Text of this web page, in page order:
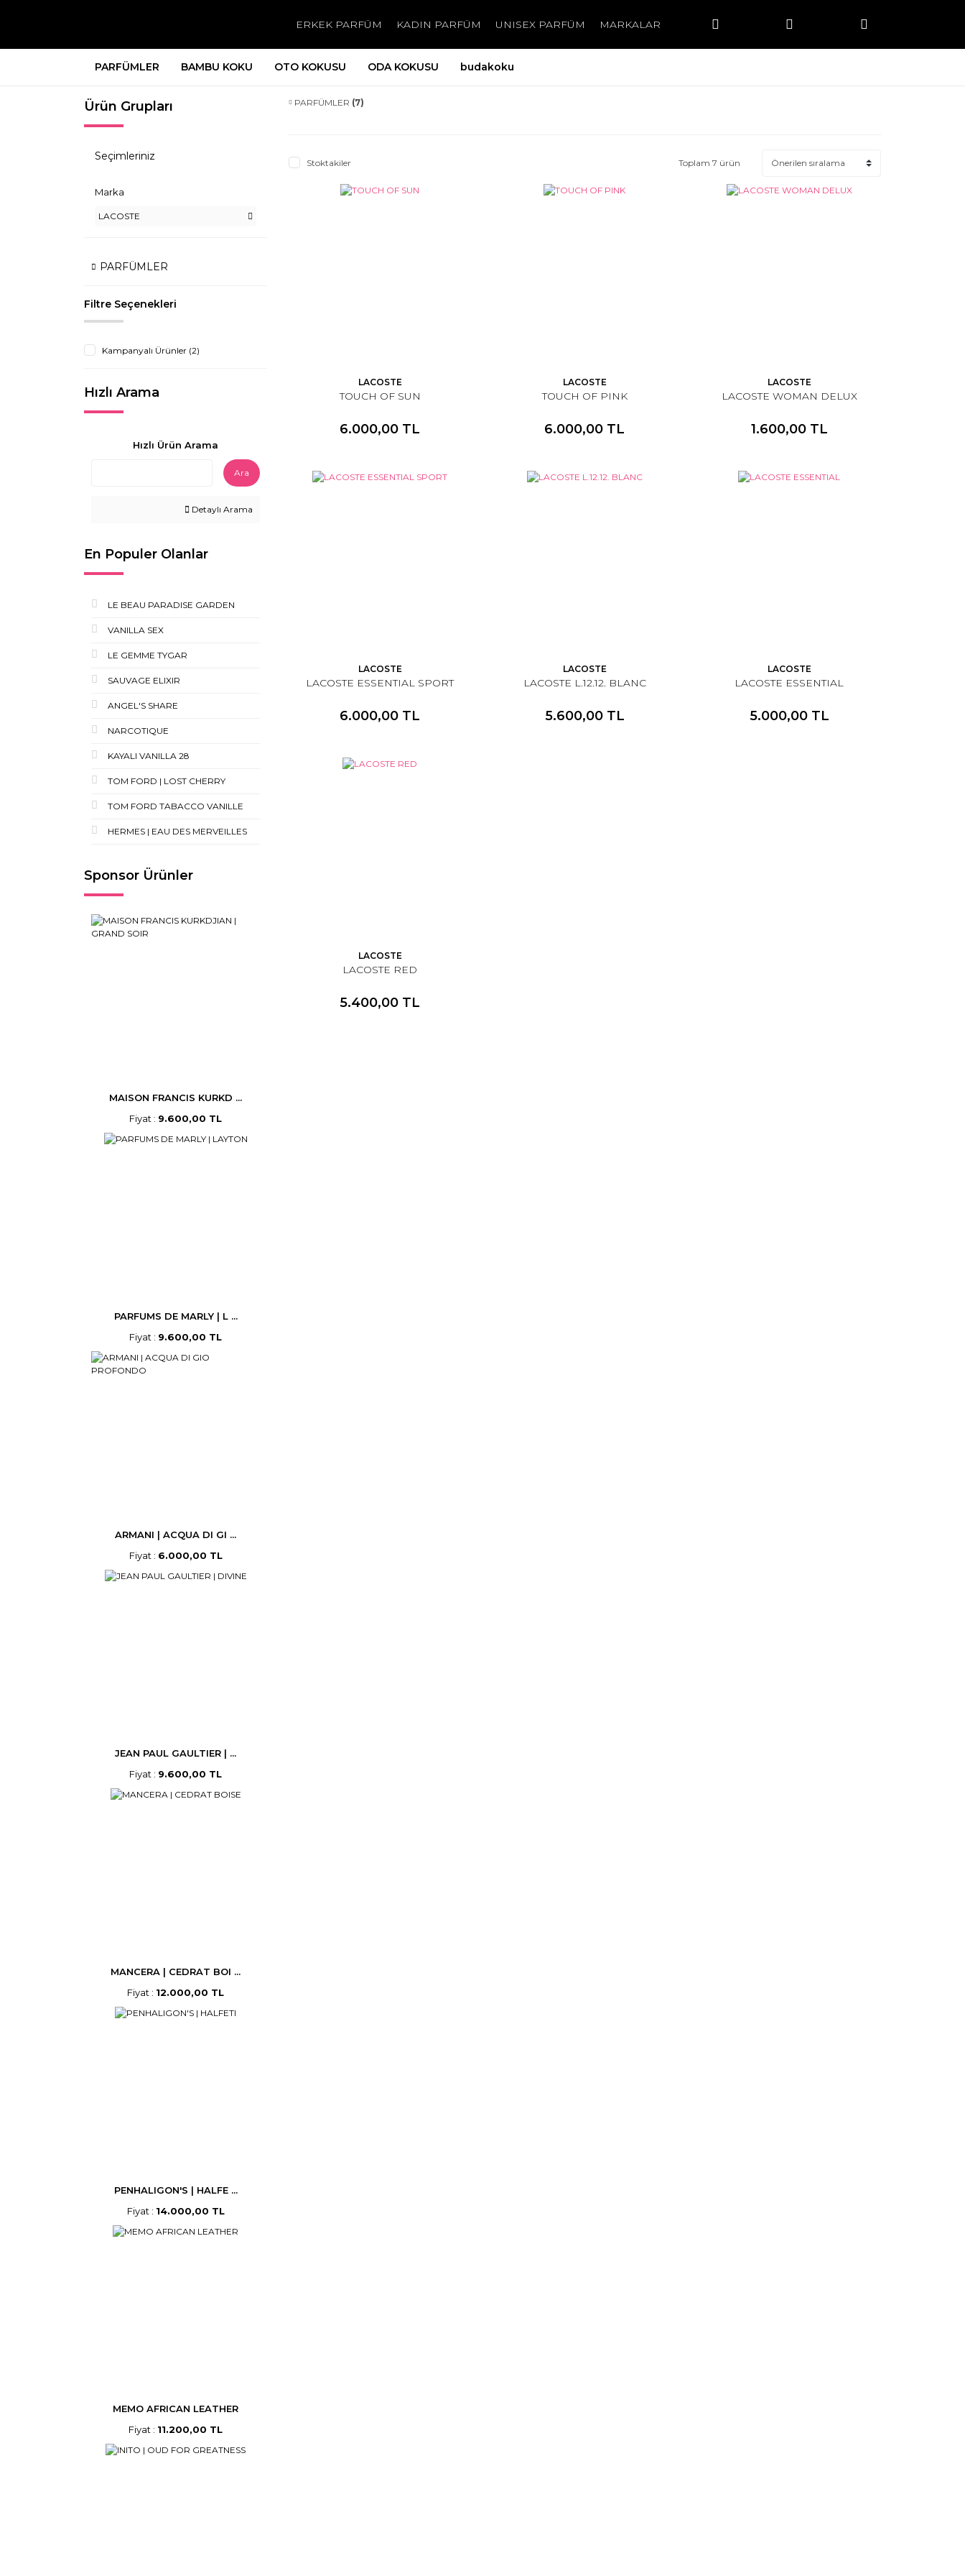
ERKEK PARFÜM KADIN PARFÜM UNISEX PARFÜM MARKALAR
PARFÜMLER BAMBU KOKU OTO KOKUSU ODA KOKUSU budakoku
Ürün Grupları
Seçimleriniz
Marka
LACOSTE
PARFÜMLER
Filtre Seçenekleri
Kampanyalı Ürünler (2)
Hızlı Arama
Hızlı Ürün Arama
Ara
Detaylı Arama
En Populer Olanlar
LE BEAU PARADISE GARDEN
VANILLA SEX
LE GEMME TYGAR
SAUVAGE ELIXIR
ANGEL'S SHARE
NARCOTIQUE
KAYALI VANILLA 28
TOM FORD | LOST CHERRY
TOM FORD TABACCO VANILLE
HERMES | EAU DES MERVEILLES
Sponsor Ürünler
MAISON FRANCIS KURKD ...
Fiyat : 9.600,00 TL
PARFUMS DE MARLY | L ...
Fiyat : 9.600,00 TL
ARMANI | ACQUA DI GI ...
Fiyat : 6.000,00 TL
JEAN PAUL GAULTIER | ...
Fiyat : 9.600,00 TL
MANCERA | CEDRAT BOI ...
Fiyat : 12.000,00 TL
PENHALIGON'S | HALFE ...
Fiyat : 14.000,00 TL
MEMO AFRICAN LEATHER
Fiyat : 11.200,00 TL
PARFÜMLER (7)
Stoktakiler Toplam 7 ürün
LACOSTE
TOUCH OF SUN
6.000,00 TL
LACOSTE
TOUCH OF PINK
6.000,00 TL
LACOSTE
LACOSTE WOMAN DELUX
1.600,00 TL
LACOSTE
LACOSTE ESSENTIAL SPORT
6.000,00 TL
LACOSTE
LACOSTE L.12.12. BLANC
5.600,00 TL
LACOSTE
LACOSTE ESSENTIAL
5.000,00 TL
LACOSTE
LACOSTE RED
5.400,00 TL